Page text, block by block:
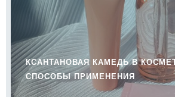
КСАНТАНОВАЯ КАМЕДЬ В
СПОСОБЫ ПРИМЕНЕНИЯ